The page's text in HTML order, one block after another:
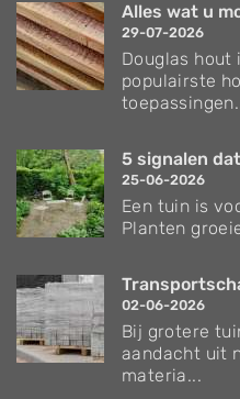
Alles wat u
29-07-2026
Douglas hout
populairste
5 signalen
25-06-2026
Een tuin is
Planten
02-06-2026
Bij grotere
aandacht uit
materia...